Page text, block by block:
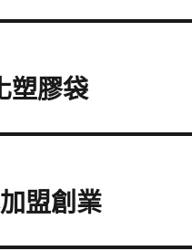
塑膠袋
盟創業